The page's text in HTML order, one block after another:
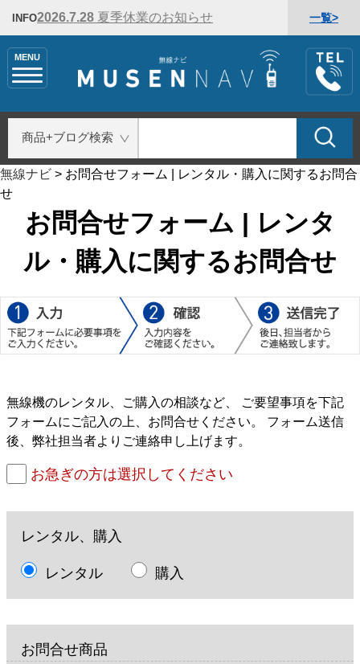
INFO2026.7.28 夏季休業のお知らせ 一覧>
MENU
無線ナビ > お問合せフォーム | レンタル・購入に関するお問合
せ
お問合せフォーム | レンタ
ル・購入に関するお問合せ
無線機のレンタル、ご購入の相談など、 ご要望事項を下記
フォームにご記入の上、お問合せください。 フォーム送信
後、弊社担当者よりご連絡申し上げます。
お急ぎの方は選択してください
レンタル、購入
レンタル 購入
お問合せ商品